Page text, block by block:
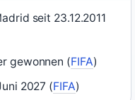
seit 23.12.2011
gewonnen (FIFA)
2027 (FIFA)